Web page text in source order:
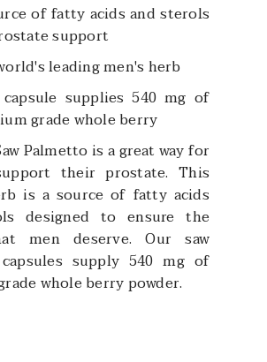
of fatty acids and sterols
support
leading men's herb
capsule supplies 540 mg of
grade whole berry
Palmetto is a great way for
their prostate. This
is a source of fatty acids
designed to ensure the
men deserve. Our saw
supply 540 mg of
whole berry powder.